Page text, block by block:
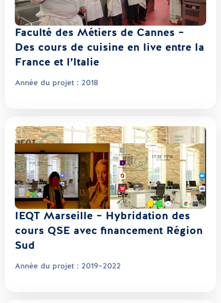
Faculté des Métiers de Cannes –
Des cours de cuisine en live entre la
France et l’Italie
Année du projet : 2018
IEQT Marseille – Hybridation des
cours QSE avec financement Région
Sud
Année du projet : 2019–2022